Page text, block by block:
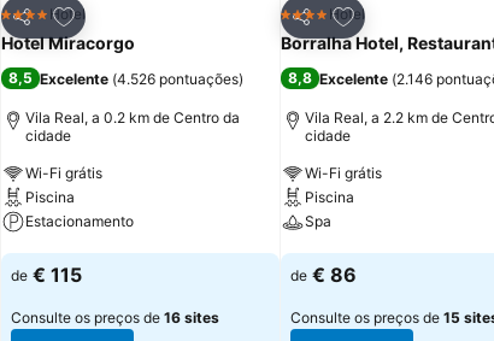
Partilhar
Adicionar aos favoritos
4 EstrelasHotel
Hotel Miracorgo
8,5 Excelente (4.526 pontuações)
Vila Real, a 0.2 km de Centro da
cidade
Wi-Fi grátis
Piscina
Estacionamento
Ver preços
de € 115
Consulte os preços de 16 sites
Partilhar
Adicionar aos
4 EstrelasHotel
Borralha Hotel,
8,8 Excelente (2.146
Vila Real, a 2.2 km de
cidade
Wi-Fi grátis
Piscina
Spa
Ver preços
de € 86
Consulte os preços de 15